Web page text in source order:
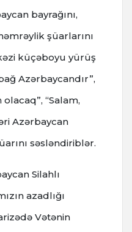
bayrağını,
şüarlarını
küçəboyu yürüş
Azərbaycandır”,
“Salam,
Azərbaycan
səsləndiriblər.
Silahlı
azadlığı
Vətənin